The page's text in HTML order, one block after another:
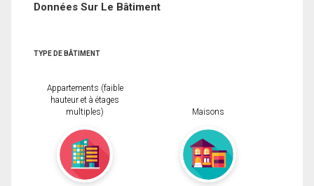
Données Sur Le Bâtiment
TYPE DE BÂTIMENT
Appartements (faible
hauteur et à étages
multiples)
Maisons